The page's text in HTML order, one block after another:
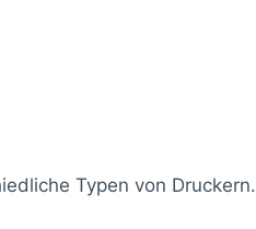
Typen von Druckern.